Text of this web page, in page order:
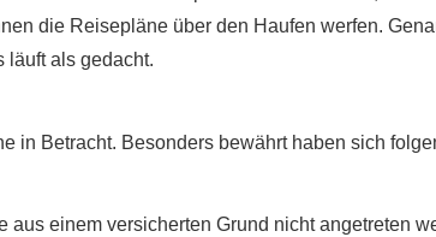
die Reisepläne über den Haufen werfen.
läuft als gedacht.
Betracht. Besonders bewährt haben sich
einem versicherten Grund nicht angetreten